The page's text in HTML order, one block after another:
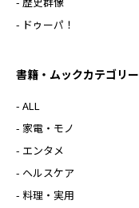
- ドゥーパ！
書籍・ムックカテゴリー
- ALL
- 家電・モノ
- エンタメ
- ヘルスケア
- 料理・実用